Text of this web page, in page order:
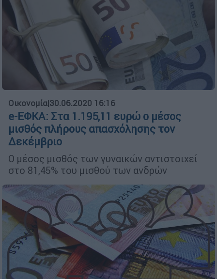
Οικονομία|30.06.2020 16:16
e-ΕΦΚΑ: Στα 1.195,11 ευρώ ο μέσος
μισθός πλήρους απασχόλησης τον
Δεκέμβριο
Ο μέσος μισθός των γυναικών αντιστοιχεί
στο 81,45% του μισθού των ανδρών